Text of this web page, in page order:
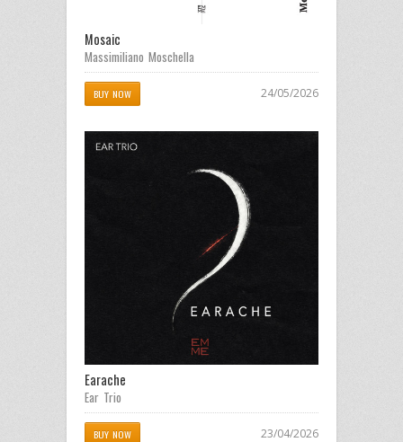
Mosaic
Massimiliano Moschella
BUY NOW 24/05/2026
Earache
Ear Trio
BUY NOW 23/04/2026